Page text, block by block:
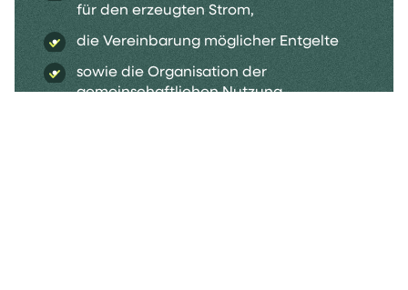
für den erzeugten Strom,
die Vereinbarung möglicher Entgelte
sowie die Organisation der
gemeinschaftlichen Nutzung